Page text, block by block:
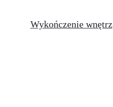
Wykończenie wnętrz